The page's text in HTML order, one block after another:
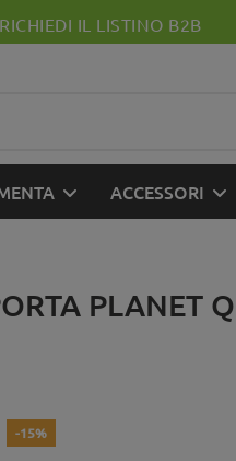
IL LISTINO B2B
ACCESSORI
PLANET Q
-15%